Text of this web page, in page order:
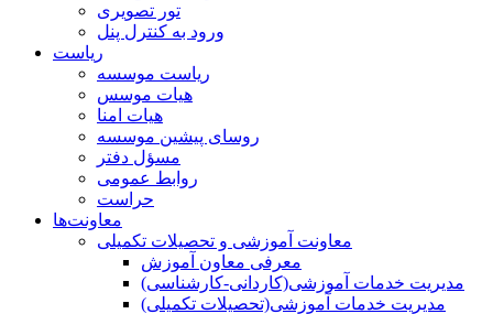
تور تصویری
ورود به کنترل پنل
ریاست
ریاست موسسه
هیات موسس
هیات امنا
روسای پیشین موسسه
مسؤل دفتر
روابط عمومی
حراست
معاونت‌ها
معاونت آموزشی و تحصیلات تکمیلی
معرفی معاون آموزش
مدیریت خدمات آموزشی(کاردانی-کارشناسی)
مدیریت خدمات آموزشی(تحصیلات تکمیلی)